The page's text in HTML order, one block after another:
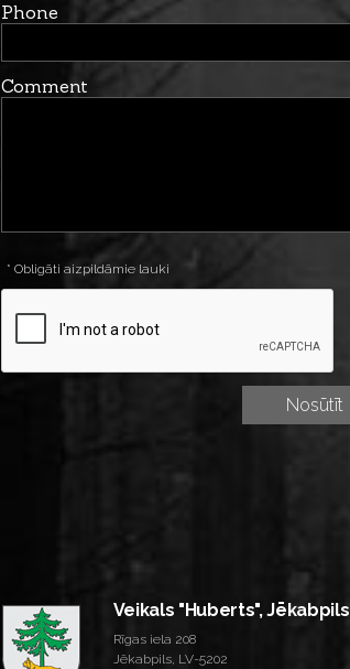
Phone
Comment
* Obligāti aizpildāmie lauki
Veikals "Huberts", Jēkabpils
Rīgas iela 208
Jēkabpils, LV-5202